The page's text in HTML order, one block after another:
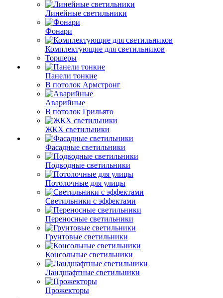
Линейные светильники
Фонари
Комплектующие для светильников
Торшеры
Панели тонкие
В потолок Армстронг
Аварийные
В потолок Грильято
ЖКХ светильники
Фасадные светильники
Подводные светильники
Потолочные для улицы
Светильники с эффектами
Переносные светильники
Грунтовые светильники
Консольные светильники
Ландшафтные светильники
Прожекторы